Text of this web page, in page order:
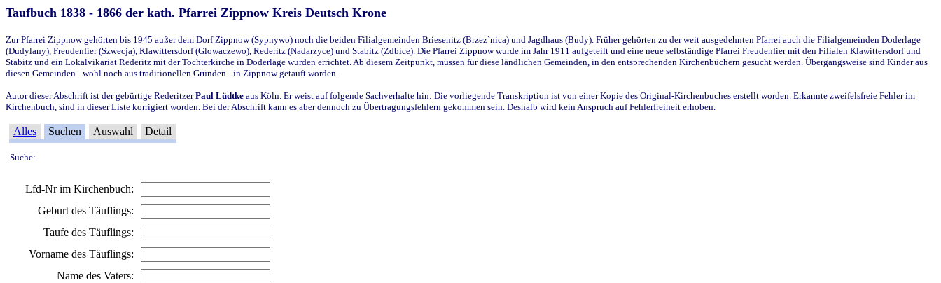
Taufbuch 1838 - 1866 der kath. Pfarrei Zippnow Kreis Deutsch Krone
Zur Pfarrei Zippnow gehörten bis 1945 außer dem Dorf Zippnow (Sypnywo) noch die beiden Filialgemeinden Briesenitz (Brzez`nica) und Jagdhaus (Budy). Früher gehörten zu der weit ausgedehnten Pfarrei auch die Filialgemeinden Doderlage
(Dudylany), Freudenfier (Szwecja), Klawittersdorf (Glowaczewo), Rederitz (Nadarzyce) und Stabitz (Zdbice). Die Pfarrei Zippnow wurde im Jahr 1911 aufgeteilt und eine neue selbständige Pfarrei Freudenfier mit den Filialen Klawittersdorf und
Stabitz und ein Lokalvikariat Rederitz mit der Tochterkirche in Doderlage wurden errichtet. Ab diesem Zeitpunkt, müssen für diese ländlichen Gemeinden, in den entsprechenden Kirchenbüchern gesucht werden. Übergangsweise sind Kinder aus
diesen Gemeinden - wohl noch aus traditionellen Gründen - in Zippnow getauft worden.
Autor dieser Abschrift ist der gebürtige RederitzerPaul Lüdtke aus Köln. Er weist auf folgende Sachverhalte hin: Die vorliegende Transkription ist von einer Kopie des Original-Kirchenbuches erstellt worden. Erkannte zweifelsfreie Fehler im
Kirchenbuch, sind in dieser Liste korrigiert worden. Bei der Abschrift kann es aber dennoch zu Übertragungsfehlern gekommen sein. Deshalb wird kein Anspruch auf Fehlerfreiheit erhoben.
Alles Suchen Auswahl Detail
Suche:
Lfd-Nr im Kirchenbuch:
Geburt des Täuflings:
Taufe des Täuflings:
Vorname des Täuflings:
Name des Vaters: